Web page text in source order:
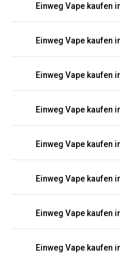
Einweg Vape kaufen
Einweg Vape kaufen
Einweg Vape kaufen
Einweg Vape kaufen
Einweg Vape kaufen
Einweg Vape kaufen
Einweg Vape kaufen
Einweg Vape kaufen